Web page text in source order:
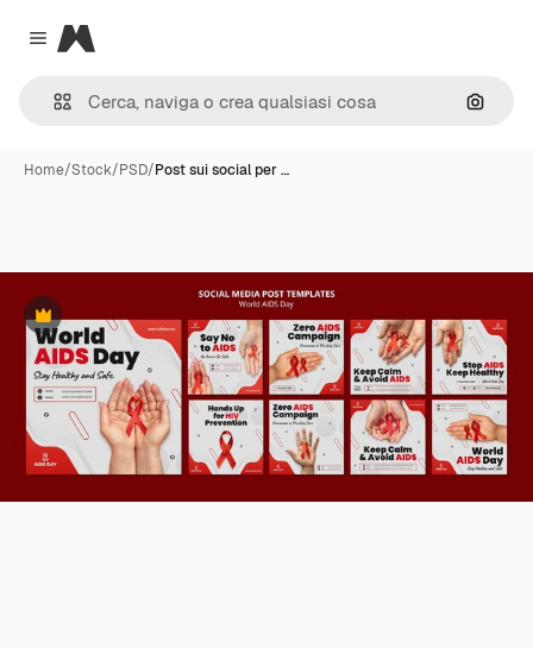
Close menu
Magnific
Cerca
Home/Stock/PSD/Post sui social per …
Premium